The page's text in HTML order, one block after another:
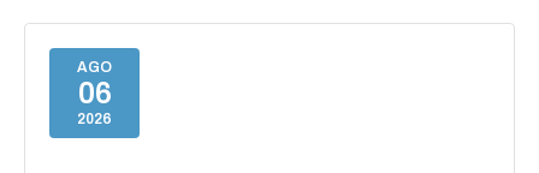
AGO
06
2026